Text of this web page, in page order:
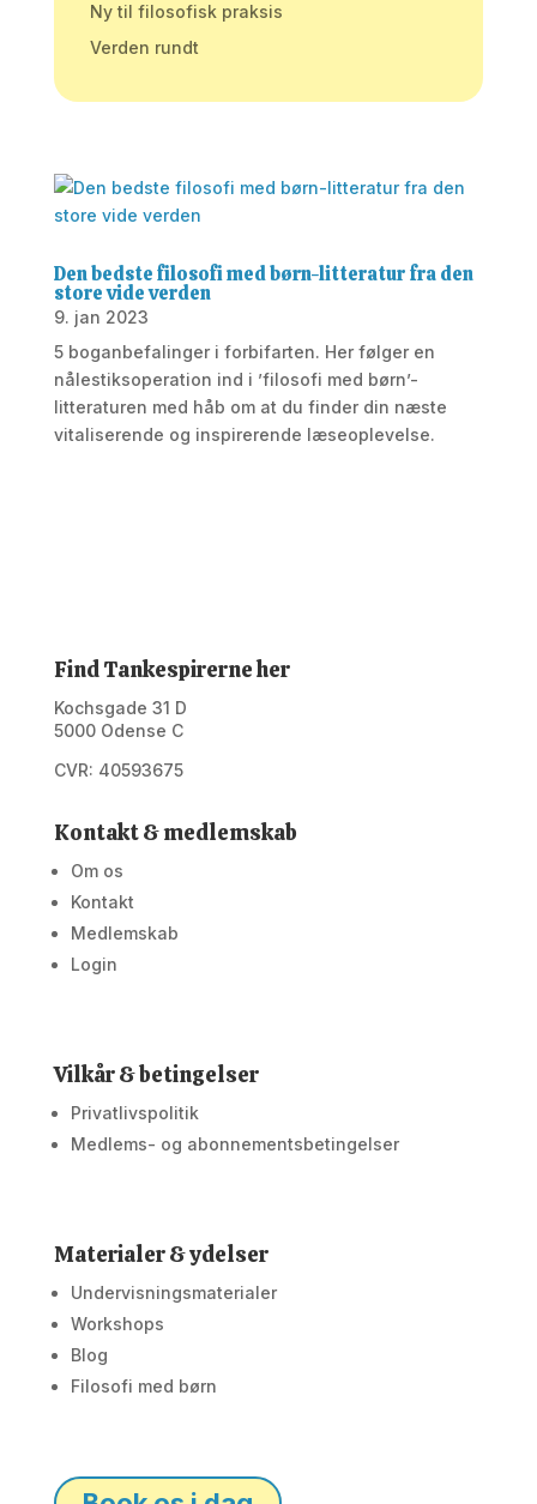
Ny til filosofisk praksis
Verden rundt
Den bedste filosofi med børn-litteratur fra den
store vide verden
9. jan 2023
5 boganbefalinger i forbifarten. Her følger en
nålestiksoperation ind i ’filosofi med børn’-
litteraturen med håb om at du finder din næste
vitaliserende og inspirerende læseoplevelse.
Find Tankespirerne her
Kochsgade 31 D
5000 Odense C
CVR: 40593675
Kontakt & medlemskab
Om os
Kontakt
Medlemskab
Login
Vilkår & betingelser
Privatlivspolitik
Medlems- og abonnementsbetingelser
Materialer & ydelser
Undervisningsmaterialer
Workshops
Blog
Filosofi med børn